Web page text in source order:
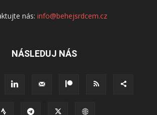
nás: info@behejsrdcem.cz
NÁSLEDUJ NÁS